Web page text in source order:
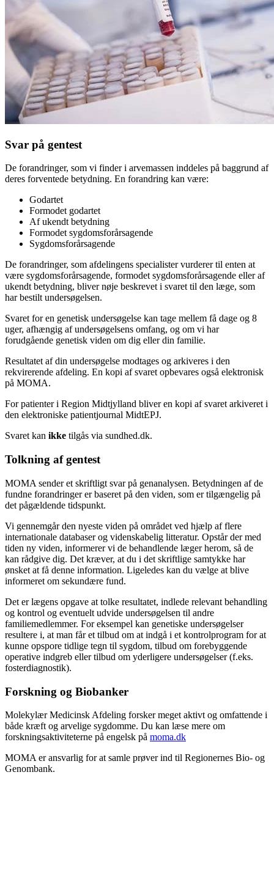
Svar på gentest
De forandringer, som vi finder i arvemassen inddeles på baggrund af
deres forventede betydning. En forandring kan være:
Godartet
Formodet godartet
Af ukendt betydning
Formodet sygdomsforårsagende
Sygdomsforårsagende
De forandringer, som afdelingens specialister vurderer til enten at
være sygdomsforårsagende, formodet sygdomsforårsagende eller af
ukendt betydning, bliver nøje beskrevet i svaret til den læge, som
har bestilt undersøgelsen.
Svaret for en genetisk undersøgelse kan tage mellem få dage og 8
uger, afhængig af undersøgelsens omfang, og om vi har
forudgående genetisk viden om dig eller din familie.
Resultatet af din undersøgelse modtages og arkiveres i den
rekvirerende afdeling. En kopi af svaret opbevares også elektronisk
på MOMA.
For patienter i Region Midtjylland bliver en kopi af svaret arkiveret i
den elektroniske patientjournal MidtEPJ.
Svaret kan ikke tilgås via sundhed.dk.
Tolkning af gentest
MOMA sender et skriftligt svar på genanalysen. Betydningen af de
fundne forandringer er baseret på den viden, som er tilgængelig på
det pågældende tidspunkt.
Vi gennemgår den nyeste viden på området ved hjælp af flere
internationale databaser og videnskabelig litteratur. Opstår der med
tiden ny viden, informerer vi de behandlende læger herom, så de
kan rådgive dig. Det kræver, at du i det skriftlige samtykke har
ønsket at få denne information. Ligeledes kan du vælge at blive
informeret om sekundære fund.
Det er lægens opgave at tolke resultatet, indlede relevant behandling
og kontrol og eventuelt udvide undersøgelsen til andre
familiemedlemmer. For eksempel kan genetiske undersøgelser
resultere i, at man får et tilbud om at indgå i et kontrolprogram for at
kunne opspore tidlige tegn til sygdom, tilbud om forebyggende
operative indgreb eller tilbud om yderligere undersøgelser (f.eks.
fosterdiagnostik).
Forskning og Biobanker
Molekylær Medicinsk Afdeling forsker meget aktivt og omfattende i
både kræft og arvelige sygdomme. Du kan læse mere om
forskningsaktiviteterne på engelsk på moma.dk
MOMA er ansvarlig for at samle prøver ind til Regionernes Bio- og
Genombank.